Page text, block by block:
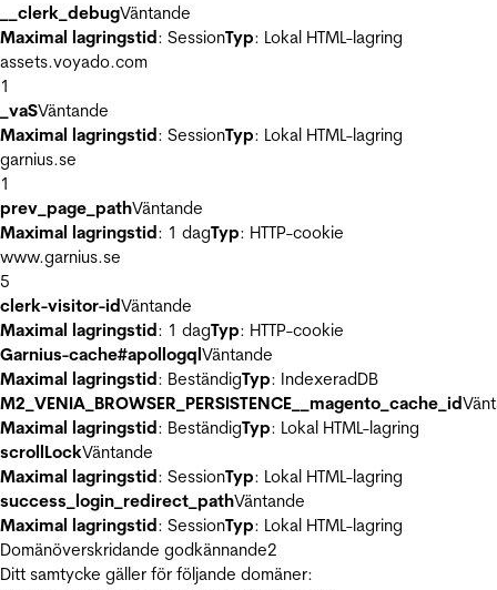
__clerk_debugVäntande
Maximal lagringstid: SessionTyp: Lokal HTML-lagring
assets.voyado.com
1
_vaSVäntande
Maximal lagringstid: SessionTyp: Lokal HTML-lagring
garnius.se
1
prev_page_pathVäntande
Maximal lagringstid: 1 dagTyp: HTTP-cookie
www.garnius.se
5
clerk-visitor-idVäntande
Maximal lagringstid: 1 dagTyp: HTTP-cookie
Garnius-cache#apollogqlVäntande
Maximal lagringstid: BeständigTyp: IndexeradDB
M2_VENIA_BROWSER_PERSISTENCE__magento_cache_id
Maximal lagringstid: BeständigTyp: Lokal HTML-lagring
scrollLockVäntande
Maximal lagringstid: SessionTyp: Lokal HTML-lagring
success_login_redirect_pathVäntande
Maximal lagringstid: SessionTyp: Lokal HTML-lagring
Domänöverskridande godkännande2
Ditt samtycke gäller för följande domäner: